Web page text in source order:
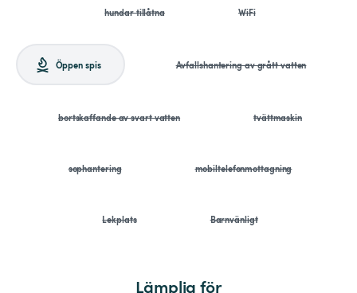
hundar tillåtna WiFi
Öppen spis Avfallshantering av grått vatten
bortskaffande av svart vatten tvättmaskin
sophantering mobiltelefonmottagning
Lekplats Barnvänligt
Lämplig för